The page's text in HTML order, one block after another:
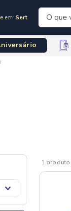
em: Sertãozinho
O que
1 produto
9º